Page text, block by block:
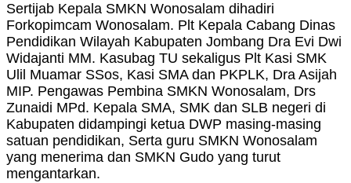
Sertijab Kepala SMKN Wonosalam dihadiri
Forkopimcam Wonosalam. Plt Kepala Cabang Dinas
Pendidikan Wilayah Kabupaten Jombang Dra Evi Dwi
Widajanti MM. Kasubag TU sekaligus Plt Kasi SMK
Ulil Muamar SSos, Kasi SMA dan PKPLK, Dra Asijah
MIP. Pengawas Pembina SMKN Wonosalam, Drs
Zunaidi MPd. Kepala SMA, SMK dan SLB negeri di
Kabupaten didampingi ketua DWP masing-masing
satuan pendidikan, Serta guru SMKN Wonosalam
yang menerima dan SMKN Gudo yang turut
mengantarkan.